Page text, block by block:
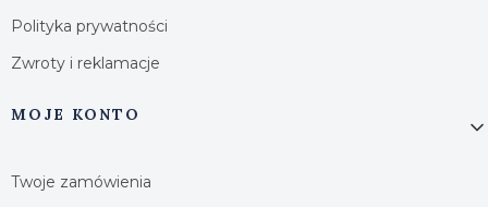
Polityka prywatności
Zwroty i reklamacje
MOJE KONTO
Twoje zamówienia